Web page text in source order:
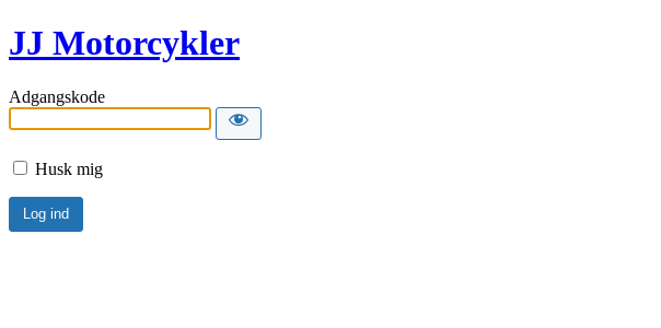
JJ Motorcykler
Adgangskode
Husk mig